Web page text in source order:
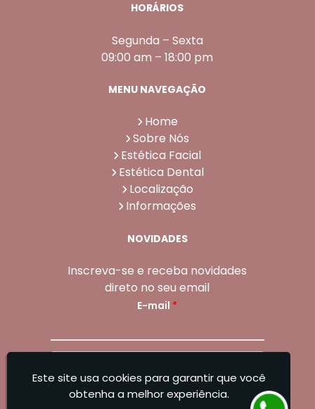
HORÁRIOS
Segunda – Sexta
09:00 am – 18:00 pm
MENU NAVEGAÇÃO
Home
Sobre Nós
Estética Facial
Estética Dental
Localização
Informações
NOVIDADES
Inscreva-se e receba novidades
direto no seu email
E-mail *
Sangoleti Odontologia - Estética Dental e
Este site usa cookies para garantir que você
obtenha a melhor experiência.